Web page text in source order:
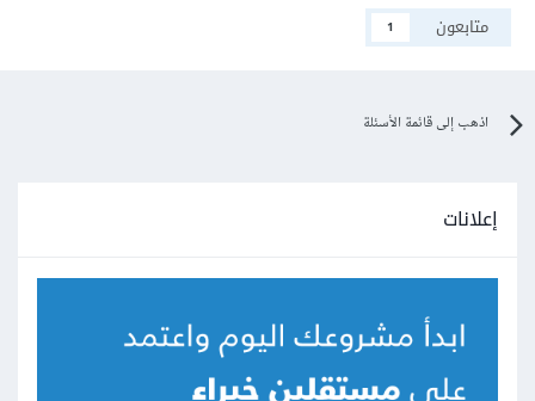
متابعون
1
اذهب إلى قائمة الأسئلة
إعلانات